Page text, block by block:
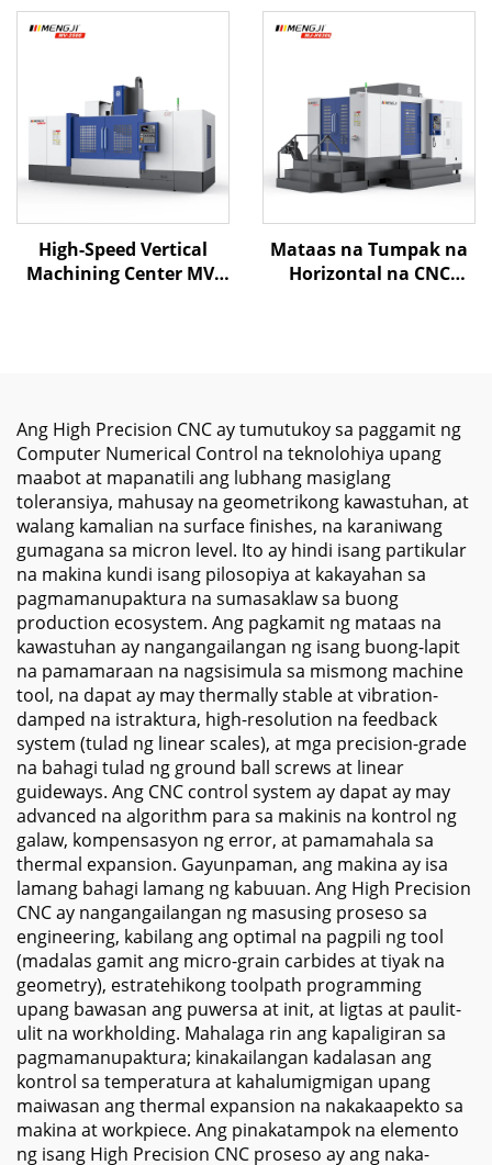
3/4 Axis Linear
Guideway Mataas na
Awtomatikong Palitan
ng Tool
kasama ang Mataas na
Bilis na Spindle at
Precision na Paggawa
ng Metal
High-Speed Vertical
Machining Center MV-
Mataas na Tumpak na
Horizontal na CNC
Ang High Precision CNC ay tumutukoy sa paggamit ng
Computer Numerical Control na teknolohiya upang
maabot at mapanatili ang lubhang masiglang
toleransiya, mahusay na geometrikong kawastuhan, at
walang kamalian na surface finishes, na karaniwang
gumagana sa micron level. Ito ay hindi isang partikular
na makina kundi isang pilosopiya at kakayahan sa
pagmamanupaktura na sumasaklaw sa buong
production ecosystem. Ang pagkamit ng mataas na
kawastuhan ay nangangailangan ng isang buong-lapit
na pamamaraan na nagsisimula sa mismong machine
tool, na dapat ay may thermally stable at vibration-
damped na istraktura, high-resolution na feedback
system (tulad ng linear scales), at mga precision-grade
na bahagi tulad ng ground ball screws at linear
guideways. Ang CNC control system ay dapat ay may
advanced na algorithm para sa makinis na kontrol ng
galaw, kompensasyon ng error, at pamamahala sa
thermal expansion. Gayunpaman, ang makina ay isa
lamang bahagi lamang ng kabuuan. Ang High Precision
CNC ay nangangailangan ng masusing proseso sa
engineering, kabilang ang optimal na pagpili ng tool
(madalas gamit ang micro-grain carbides at tiyak na
geometry), estratehikong toolpath programming
upang bawasan ang puwersa at init, at ligtas at paulit-
ulit na workholding. Mahalaga rin ang kapaligiran sa
pagmamanupaktura; kinakailangan kadalasan ang
kontrol sa temperatura at kahalumigmigan upang
maiwasan ang thermal expansion na nakakaapekto sa
makina at workpiece. Ang pinakatampok na elemento
ng isang High Precision CNC proseso ay ang naka-